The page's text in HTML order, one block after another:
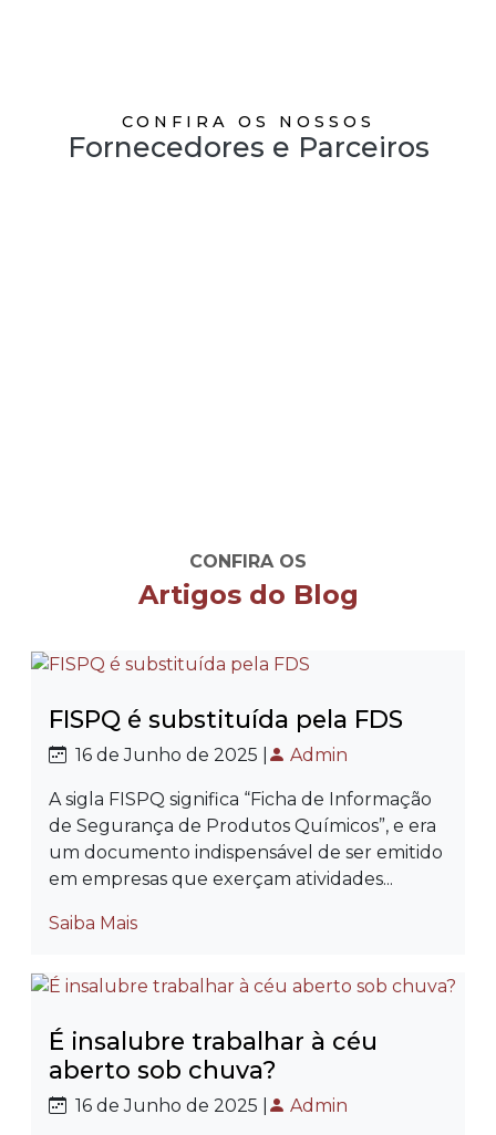
CONFIRA OS NOSSOS
Fornecedores e Parceiros
CONFIRA OS
Artigos do Blog
FISPQ é substituída pela FDS
16 de Junho de 2025 | Admin
A sigla FISPQ significa “Ficha de Informação
de Segurança de Produtos Químicos”, e era
um documento indispensável de ser emitido
em empresas que exerçam atividades...
Saiba Mais
É insalubre trabalhar à céu
aberto sob chuva?
16 de Junho de 2025 | Admin